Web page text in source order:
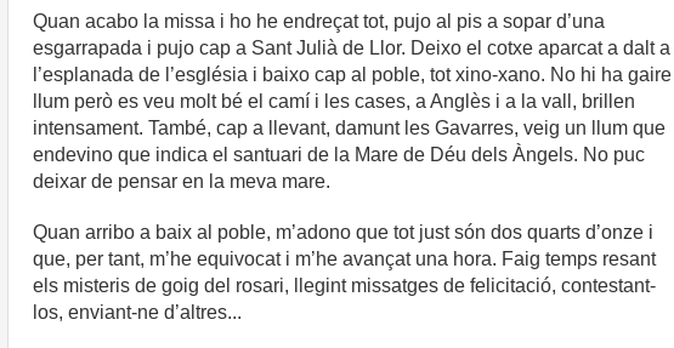
Quan acabo la missa i ho he endreçat tot, pujo al pis a sopar d’una
esgarrapada i pujo cap a Sant Julià de Llor. Deixo el cotxe aparcat a dalt a
l’esplanada de l’església i baixo cap al poble, tot xino-xano. No hi ha gaire
llum però es veu molt bé el camí i les cases, a Anglès i a la vall, brillen
intensament. També, cap a llevant, damunt les Gavarres, veig un llum que
endevino que indica el santuari de la Mare de Déu dels Àngels. No puc
deixar de pensar en la meva mare.
Quan arribo a baix al poble, m’adono que tot just són dos quarts d’onze i
que, per tant, m’he equivocat i m’he avançat una hora. Faig temps resant
els misteris de goig del rosari, llegint missatges de felicitació, contestant-
los, enviant-ne d’altres...